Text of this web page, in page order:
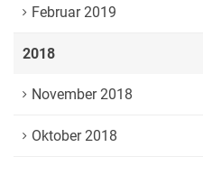
Februar 2019
2018
November 2018
Oktober 2018